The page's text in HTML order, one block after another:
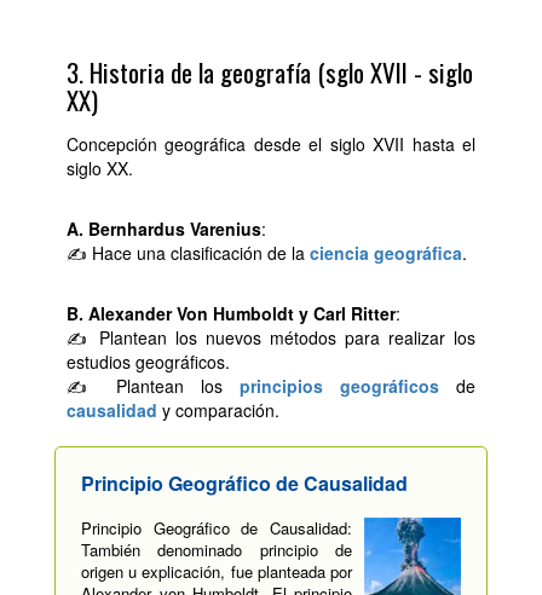
3. Historia de la geografía (sglo XVII - siglo
XX)
Concepción geográfica desde el siglo XVII hasta el
siglo XX.
A. Bernhardus Varenius:
✍ Hace una clasificación de la ciencia geográfica.
B. Alexander Von Humboldt y Carl Ritter:
✍ Plantean los nuevos métodos para realizar los
estudios geográficos.
✍ Plantean los principios geográficos de
causalidad y comparación.
Principio Geográfico de Causalidad
Principio Geográfico de Causalidad:
También denominado principio de
origen u explicación, fue planteada por